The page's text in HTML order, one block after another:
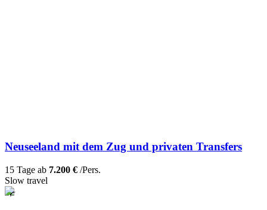
Neuseeland mit dem Zug und privaten Transfers
15 Tage ab 7.200 € /Pers.
Slow travel